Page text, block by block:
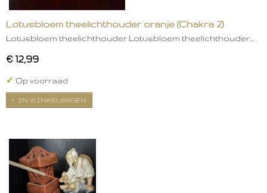
Lotusbloem theelichthouder oranje (Chakra 2)
Lotusbloem theelichthouder Lotusbloem theelichthouder…
€ 12,99
✓ Op voorraad
IN WINKELWAGEN